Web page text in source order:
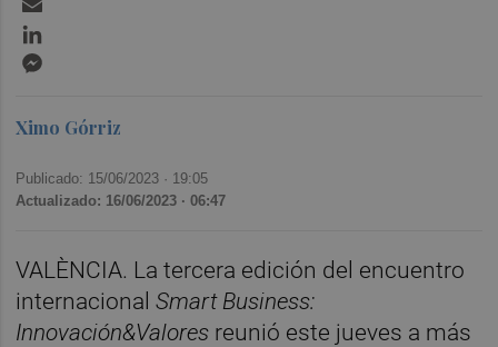
Ximo Górriz
Publicado: 15/06/2023 · 19:05
Actualizado: 16/06/2023 · 06:47
VALÈNCIA. La tercera edición del encuentro
internacional Smart Business:
Innovación&Valores reunió este jueves a más